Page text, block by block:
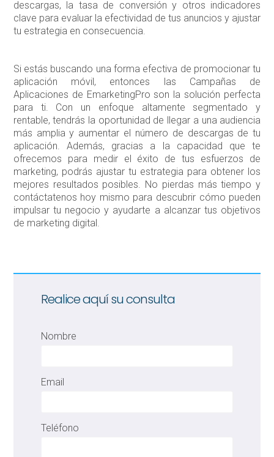
descargas, la tasa de conversión y otros indicadores
clave para evaluar la efectividad de tus anuncios y ajustar
tu estrategia en consecuencia.
Si estás buscando una forma efectiva de promocionar tu
aplicación móvil, entonces las Campañas de
Aplicaciones de EmarketingPro son la solución perfecta
para ti. Con un enfoque altamente segmentado y
rentable, tendrás la oportunidad de llegar a una audiencia
más amplia y aumentar el número de descargas de tu
aplicación. Además, gracias a la capacidad que te
ofrecemos para medir el éxito de tus esfuerzos de
marketing, podrás ajustar tu estrategia para obtener los
mejores resultados posibles. No pierdas más tiempo y
contáctatenos hoy mismo para descubrir cómo pueden
impulsar tu negocio y ayudarte a alcanzar tus objetivos
de marketing digital.
Realice aquí su consulta
Nombre
Email
Teléfono